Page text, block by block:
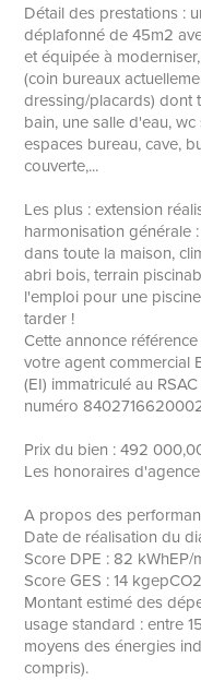
Détail des prestations :
déplafonné de 45m2
et équipée à
(coin bureaux
dressing/placards) dont
bain, une salle d'eau,
espaces bureau, cave,
couverte,...
Les plus : extension
harmonisation générale
dans toute la maison,
abri bois, terrain
l'emploi pour une
tarder !
Cette annonce
votre agent commercial
(EI) immatriculé au
numéro
Prix du bien : 492
Les honoraires
A propos des
Date de réalisation du
Score DPE : 82 kWhEP/
Score GES : 14
Montant estimé des
usage standard : entre
moyens des énergies
compris).